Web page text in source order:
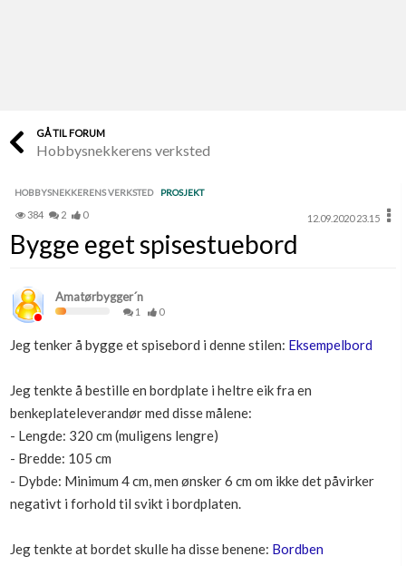
Finn håndverkere
Papirer som mangler
Skaff dokumentasjon som mangler
Kundeservice
Få svar på det du lurer på
Kom i gang med Boligmappa
Boligmappa+
Få mer ut av Boligmappa
GÅ TIL FORUM
Hobbysnekkerens verksted
HOBBYSNEKKERENS VERKSTED PROSJEKT
384 2 0 12.09.2020 23.15
Bygge eget spisestuebord
Amatørbygger´n
1 0
Jeg tenker å bygge et spisebord i denne stilen: Eksempelbord
Jeg tenkte å bestille en bordplate i heltre eik fra en
benkeplateleverandør med disse målene:
- Lengde: 320 cm (muligens lengre)
- Bredde: 105 cm
- Dybde: Minimum 4 cm, men ønsker 6 cm om ikke det påvirker
negativt i forhold til svikt i bordplaten.
Jeg tenkte at bordet skulle ha disse benene: Bordben